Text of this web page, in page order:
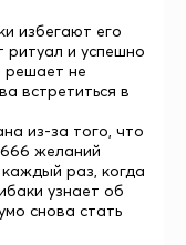
избегают его
ритуал и успешно
решает не
встретиться в
из-за того, что
666 желаний
раз, когда
узнает об
снова стать